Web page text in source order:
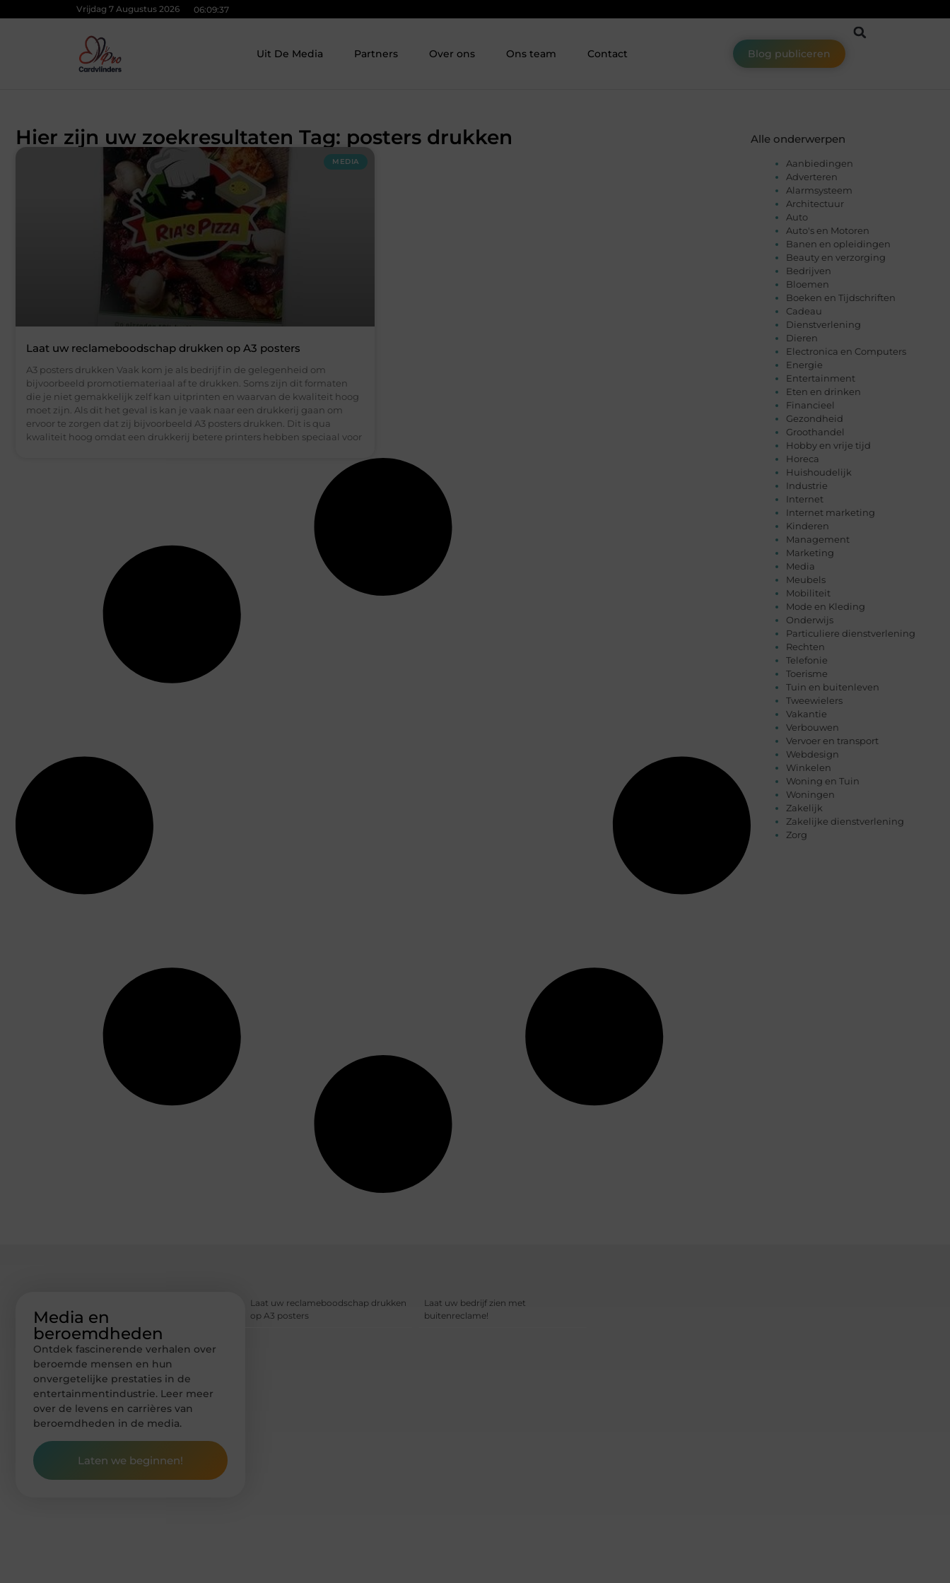
Vrijdag 7 Augustus 2026 06:09:38
Uit De Media Partners Over ons Ons team Contact Blog publiceren
Hier zijn uw zoekresultaten Tag: posters drukken
MEDIA
Laat uw reclameboodschap drukken op A3 posters
A3 posters drukken Vaak kom je als bedrijf in de gelegenheid om
bijvoorbeeld promotiemateriaal af te drukken. Soms zijn dit formaten
die je niet gemakkelijk zelf kan uitprinten en waarvan de kwaliteit hoog
moet zijn. Als dit het geval is kan je vaak naar een drukkerij gaan om
ervoor te zorgen dat zij bijvoorbeeld A3 posters drukken. Dit is qua
kwaliteit hoog omdat een drukkerij betere printers hebben speciaal voor
Alle onderwerpen
Aanbiedingen
Adverteren
Alarmsysteem
Architectuur
Auto
Auto's en Motoren
Banen en opleidingen
Beauty en verzorging
Bedrijven
Bloemen
Boeken en Tijdschriften
Cadeau
Dienstverlening
Dieren
Electronica en Computers
Energie
Entertainment
Eten en drinken
Financieel
Gezondheid
Groothandel
Hobby en vrije tijd
Horeca
Huishoudelijk
Industrie
Internet
Internet marketing
Kinderen
Management
Marketing
Media
Meubels
Mobiliteit
Mode en Kleding
Onderwijs
Particuliere dienstverlening
Rechten
Telefonie
Toerisme
Tuin en buitenleven
Tweewielers
Vakantie
Verbouwen
Vervoer en transport
Webdesign
Winkelen
Woning en Tuin
Woningen
Zakelijk
Zakelijke dienstverlening
Zorg
Media en
beroemdheden
Ontdek fascinerende verhalen over
beroemde mensen en hun
onvergetelijke prestaties in de
entertainmentindustrie. Leer meer
over de levens en carrières van
beroemdheden in de media.
Laten we beginnen!
Laat uw reclameboodschap drukken
op A3 posters
Laat uw bedrijf zien met
buitenreclame!